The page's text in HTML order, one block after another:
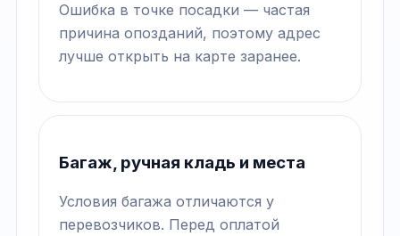
Ошибка в точке посадки — частая
причина опозданий, поэтому адрес
лучше открыть на карте заранее.
Багаж, ручная кладь и места
Условия багажа отличаются у
перевозчиков. Перед оплатой